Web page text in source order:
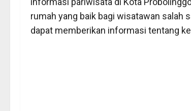
rumah yang baik bagi wisatawan salah
dapat memberikan informasi tentang